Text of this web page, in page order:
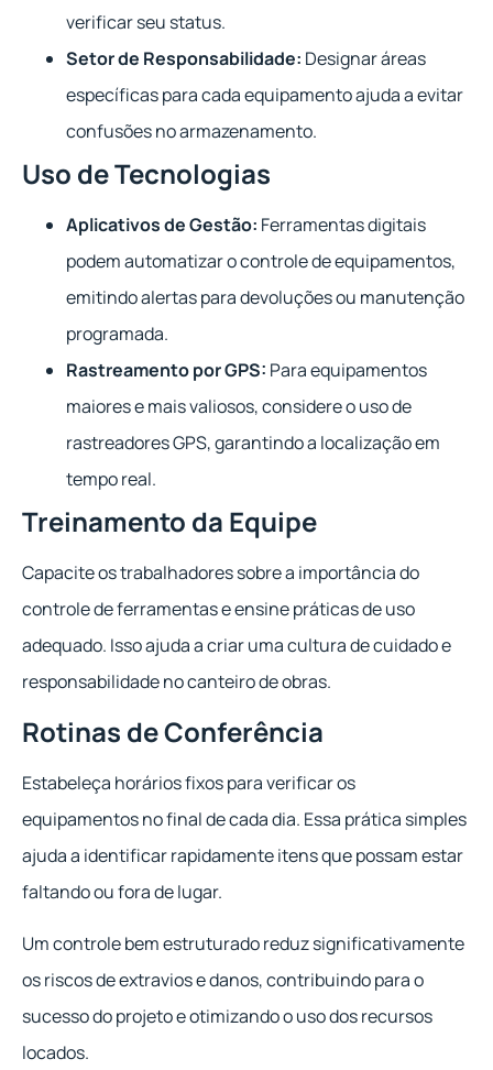
verificar seu status.
Setor de Responsabilidade: Designar áreas
específicas para cada equipamento ajuda a evitar
confusões no armazenamento.
Uso de Tecnologias
Aplicativos de Gestão: Ferramentas digitais
podem automatizar o controle de equipamentos,
emitindo alertas para devoluções ou manutenção
programada.
Rastreamento por GPS: Para equipamentos
maiores e mais valiosos, considere o uso de
rastreadores GPS, garantindo a localização em
tempo real.
Treinamento da Equipe
Capacite os trabalhadores sobre a importância do
controle de ferramentas e ensine práticas de uso
adequado. Isso ajuda a criar uma cultura de cuidado e
responsabilidade no canteiro de obras.
Rotinas de Conferência
Estabeleça horários fixos para verificar os
equipamentos no final de cada dia. Essa prática simples
ajuda a identificar rapidamente itens que possam estar
faltando ou fora de lugar.
Um controle bem estruturado reduz significativamente
os riscos de extravios e danos, contribuindo para o
sucesso do projeto e otimizando o uso dos recursos
locados.